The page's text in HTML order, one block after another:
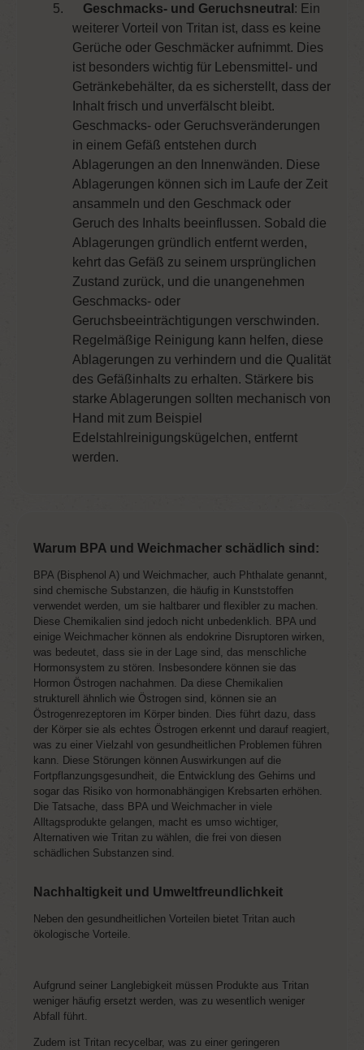
5. Geschmacks- und Geruchsneutral : Ein
weiterer Vorteil von Tritan ist, dass es keine
Gerüche oder Geschmäcker aufnimmt. Dies
ist besonders wichtig für Lebensmittel- und
Getränkebehälter, da es sicherstellt, dass der
Inhalt frisch und unverfälscht bleibt.
Geschmacks- oder Geruchsveränderungen
in einem Gefäß entstehen durch
Ablagerungen an den Innenwänden. Diese
Ablagerungen können sich im Laufe der Zeit
ansammeln und den Geschmack oder
Geruch des Inhalts beeinflussen. Sobald die
Ablagerungen gründlich entfernt werden,
kehrt das Gefäß zu seinem ursprünglichen
Zustand zurück, und die unangenehmen
Geschmacks- oder
Geruchsbeeinträchtigungen verschwinden.
Regelmäßige Reinigung kann helfen, diese
Ablagerungen zu verhindern und die Qualität
des Gefäßinhalts zu erhalten. Stärkere bis
starke Ablagerungen sollten mechanisch von
Hand mit zum Beispiel
Edelstahlreinigungskügelchen, entfernt
werden.
Warum BPA und Weichmacher schädlich sind:
BPA (Bisphenol A) und Weichmacher, auch Phthalate genannt,
sind chemische Substanzen, die häufig in Kunststoffen
verwendet werden, um sie haltbarer und flexibler zu machen.
Diese Chemikalien sind jedoch nicht unbedenklich. BPA und
einige Weichmacher können als endokrine Disruptoren wirken,
was bedeutet, dass sie in der Lage sind, das menschliche
Hormonsystem zu stören. Insbesondere können sie das
Hormon Östrogen nachahmen. Da diese Chemikalien
strukturell ähnlich wie Östrogen sind, können sie an
Östrogenrezeptoren im Körper binden. Dies führt dazu, dass
der Körper sie als echtes Östrogen erkennt und darauf reagiert,
was zu einer Vielzahl von gesundheitlichen Problemen führen
kann. Diese Störungen können Auswirkungen auf die
Fortpflanzungsgesundheit, die Entwicklung des Gehirns und
sogar das Risiko von hormonabhängigen Krebsarten erhöhen.
Die Tatsache, dass BPA und Weichmacher in viele
Alltagsprodukte gelangen, macht es umso wichtiger,
Alternativen wie Tritan zu wählen, die frei von diesen
schädlichen Substanzen sind.
Nachhaltigkeit und Umweltfreundlichkeit
Neben den gesundheitlichen Vorteilen bietet Tritan auch
ökologische Vorteile.
Aufgrund seiner Langlebigkeit müssen Produkte aus Tritan
weniger häufig ersetzt werden, was zu wesentlich weniger
Abfall führt.
Zudem ist Tritan recycelbar, was zu einer geringeren